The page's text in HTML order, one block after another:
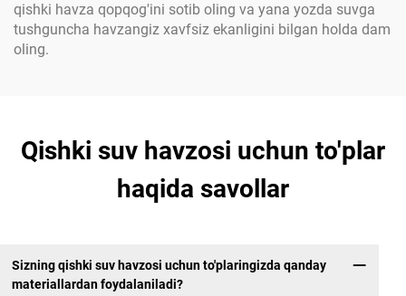
qishki havza qopqog'ini sotib oling va yana yozda suvga
tushguncha havzangiz xavfsiz ekanligini bilgan holda dam
oling.
Qishki suv havzosi uchun to'plar
haqida savollar
Sizning qishki suv havzosi uchun to'plaringizda qanday
materiallardan foydalaniladi?